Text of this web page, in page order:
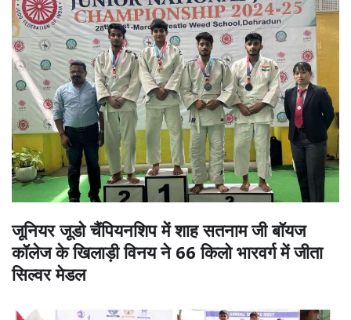
जूनियर जूडो चैंपियनशिप में शाह सतनाम जी बॉयज
कॉलेज के खिलाड़ी विनय ने 66 किलो भारवर्ग में जीता
सिल्वर मेडल